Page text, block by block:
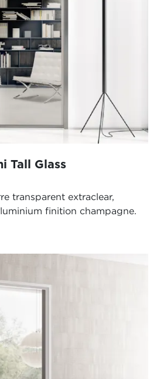
Tall Glass
transparent extraclear,
finition champagne.